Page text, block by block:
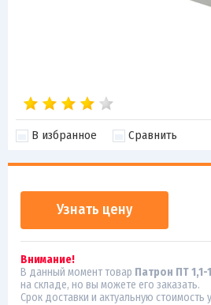
В избранное Сравнить
Узнать цену
Внимание!
В данный момент товар Патрон ПТ 1,1-
на складе, но вы можете его заказать.
Срок доставки и актуальную стоимость